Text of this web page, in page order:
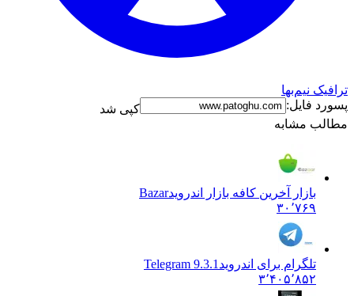
ترافیک نیم‌بها
پسورد فایل:
کپی شد
مطالب مشابه
بازار آخرین کافه بازار اندرویدBazar
۳۰٬۷۶۹
تلگرام برای اندروید Telegram 9.3.1
۳٬۴۰۵٬۸۵۲